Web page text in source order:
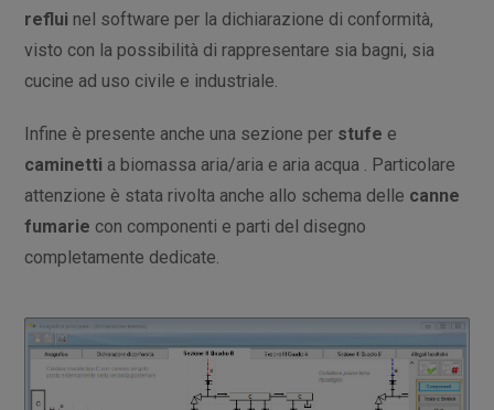
reflui nel software per la dichiarazione di conformità,
visto con la possibilità di rappresentare sia bagni, sia
cucine ad uso civile e industriale.
Infine è presente anche una sezione per stufe e
caminetti a biomassa aria/aria e aria acqua . Particolare
attenzione è stata rivolta anche allo schema delle canne
fumarie con componenti e parti del disegno
completamente dedicate.